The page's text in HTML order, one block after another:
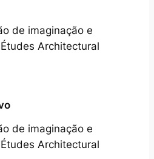
de imaginação e
Architectural
de imaginação e
Architectural